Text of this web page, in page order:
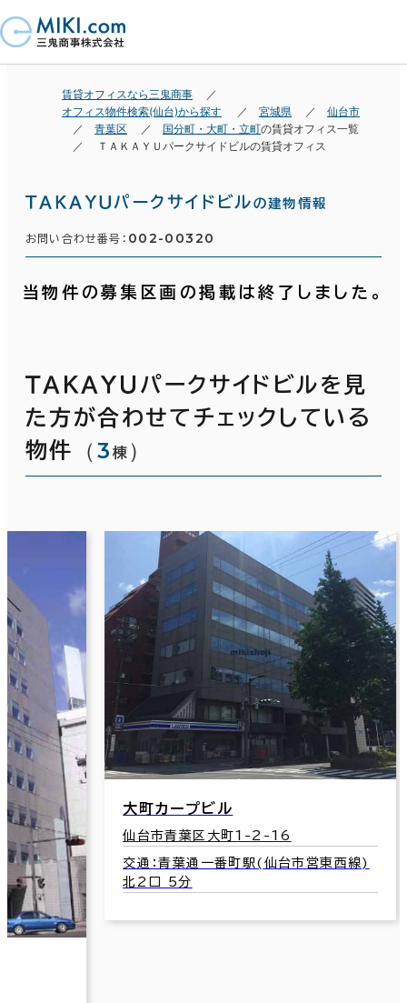
賃貸オフィスなら三鬼商事
オフィス物件検索(仙台)から探す
宮城県
仙台市
青葉区
国分町・大町・立町の賃貸オフィス一覧
ＴＡＫＡＹＵパークサイドビルの賃貸オフィス
ＴＡＫＡＹＵパークサイドビル の建物情報
お問い合わせ番号： 002-00320
当物件の募集区画の掲載は終了しました。
ＴＡＫＡＹＵパークサイドビルを見
た方が合わせてチェックしている
物件
（3 棟 ）